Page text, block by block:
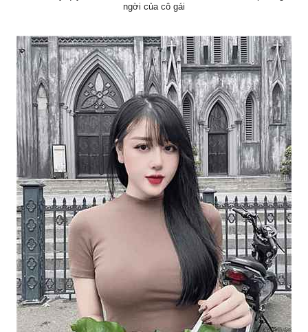
ngời của cô gái